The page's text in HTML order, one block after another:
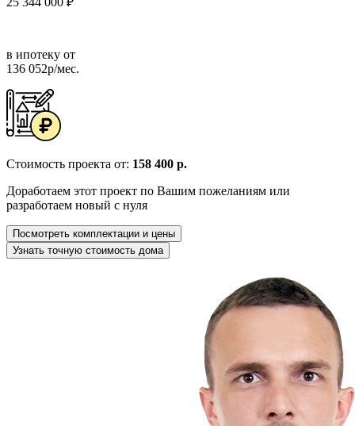
в ипотеку от
136 052р/мес.
Стоимость проекта от: 158 400 р.
Доработаем этот проект по Вашим пожеланиям или
разработаем новый с нуля
Посмотреть комплектации и цены
Узнать точную стоимость дома